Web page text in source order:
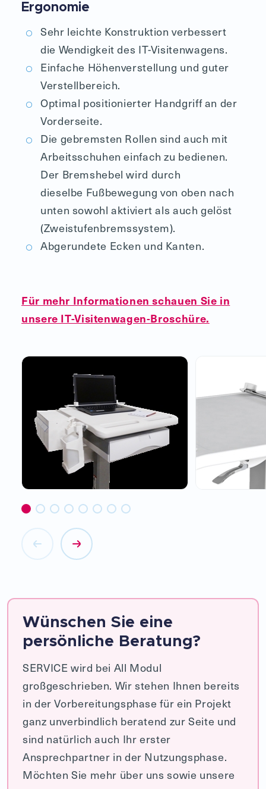
Ergonomie
Sehr leichte Konstruktion verbessert
die Wendigkeit des IT-Visitenwagens.
Einfache Höhenverstellung und guter
Verstellbereich.
Optimal positionierter Handgriff an der
Vorderseite.
Die gebremsten Rollen sind auch mit
Arbeitsschuhen einfach zu bedienen.
Der Bremshebel wird durch
dieselbe Fußbewegung von oben nach
unten sowohl aktiviert als auch gelöst
(Zweistufenbremssystem).
Abgerundete Ecken und Kanten.
Für mehr Informationen schauen Sie in
unsere IT-Visitenwagen-Broschüre.
Wünschen Sie eine
persönliche Beratung?
SERVICE wird bei All Modul
großgeschrieben. Wir stehen Ihnen bereits
in der Vorbereitungsphase für ein Projekt
ganz unverbindlich beratend zur Seite und
sind natürlich auch Ihr erster
Ansprechpartner in der Nutzungsphase.
Möchten Sie mehr über uns sowie unsere